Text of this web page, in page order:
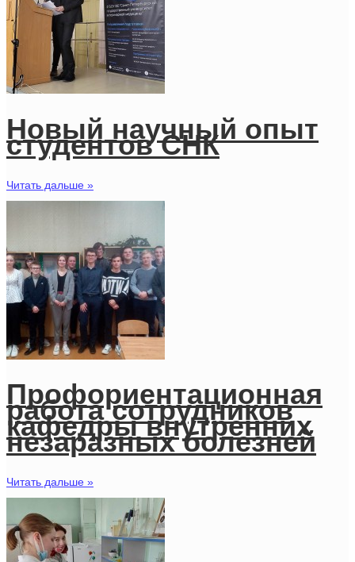
Новый научный опыт
студентов СНК
Читать дальше »
Профориентационная
работа сотрудников
кафедры внутренних
незаразных болезней
Читать дальше »